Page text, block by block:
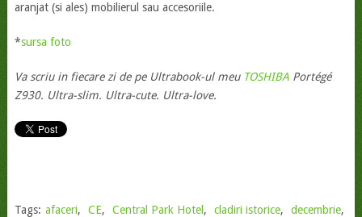
aranjat (si ales) mobilierul sau accesoriile.
*sursa foto
Va scriu in fiecare zi de pe Ultrabook-ul meu TOSHIBAPortégé
Z930. Ultra-slim. Ultra-cute. Ultra-love.
Tags: afaceri, CE, Central Park Hotel , cladiri istorice, decembrie,